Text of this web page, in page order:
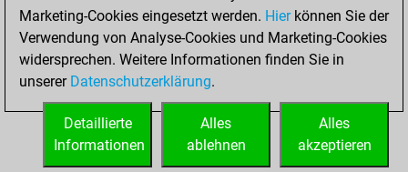
Türme auf der siebten
0
STARTSEITE
Marketing-Cookies eingesetzt werden. Hierkönnen Sie der
Verwendung von Analyse-Cookies und Marketing-Cookies
widersprechen. Weitere Informationen finden Sie in
unserer Datenschutzerklärung.
Alles
akzeptieren
Alles
ablehnen
Detaillierte
Informationen